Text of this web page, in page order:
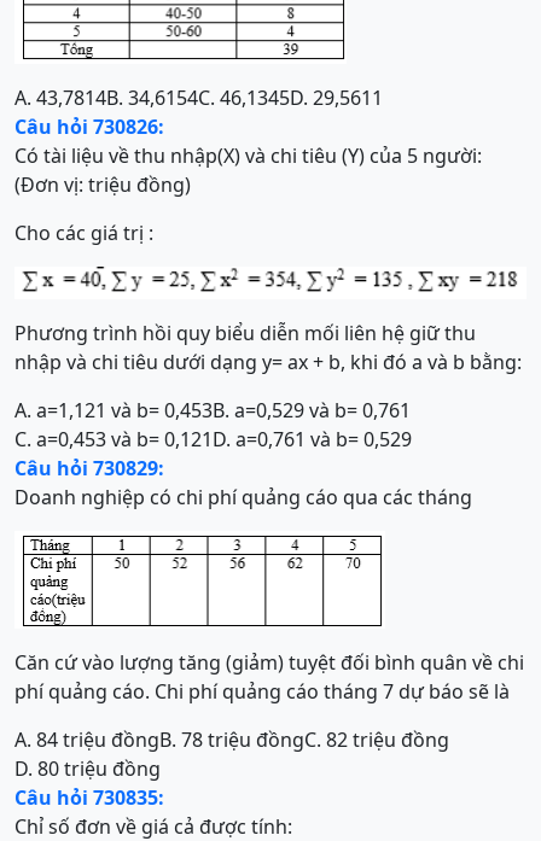
A. 43,7814B. 34,6154C. 46,1345D. 29,5611
Câu hỏi 730826:
Có tài liệu về thu nhập(X) và chi tiêu (Y) của 5 người:
(Đơn vị: triệu đồng)
Cho các giá trị :
Phương trình hồi quy biểu diễn mối liên hệ giữ thu
nhập và chi tiêu dưới dạng y= ax + b, khi đó a và b bằng:
A. a=1,121 và b= 0,453B. a=0,529 và b= 0,761
C. a=0,453 và b= 0,121D. a=0,761 và b= 0,529
Câu hỏi 730829:
Doanh nghiệp có chi phí quảng cáo qua các tháng
Căn cứ vào lượng tăng (giảm) tuyệt đối bình quân về chi
phí quảng cáo. Chi phí quảng cáo tháng 7 dự báo sẽ là
A. 84 triệu đồngB. 78 triệu đồngC. 82 triệu đồng
D. 80 triệu đồng
Câu hỏi 730835:
Chỉ số đơn về giá cả được tính: